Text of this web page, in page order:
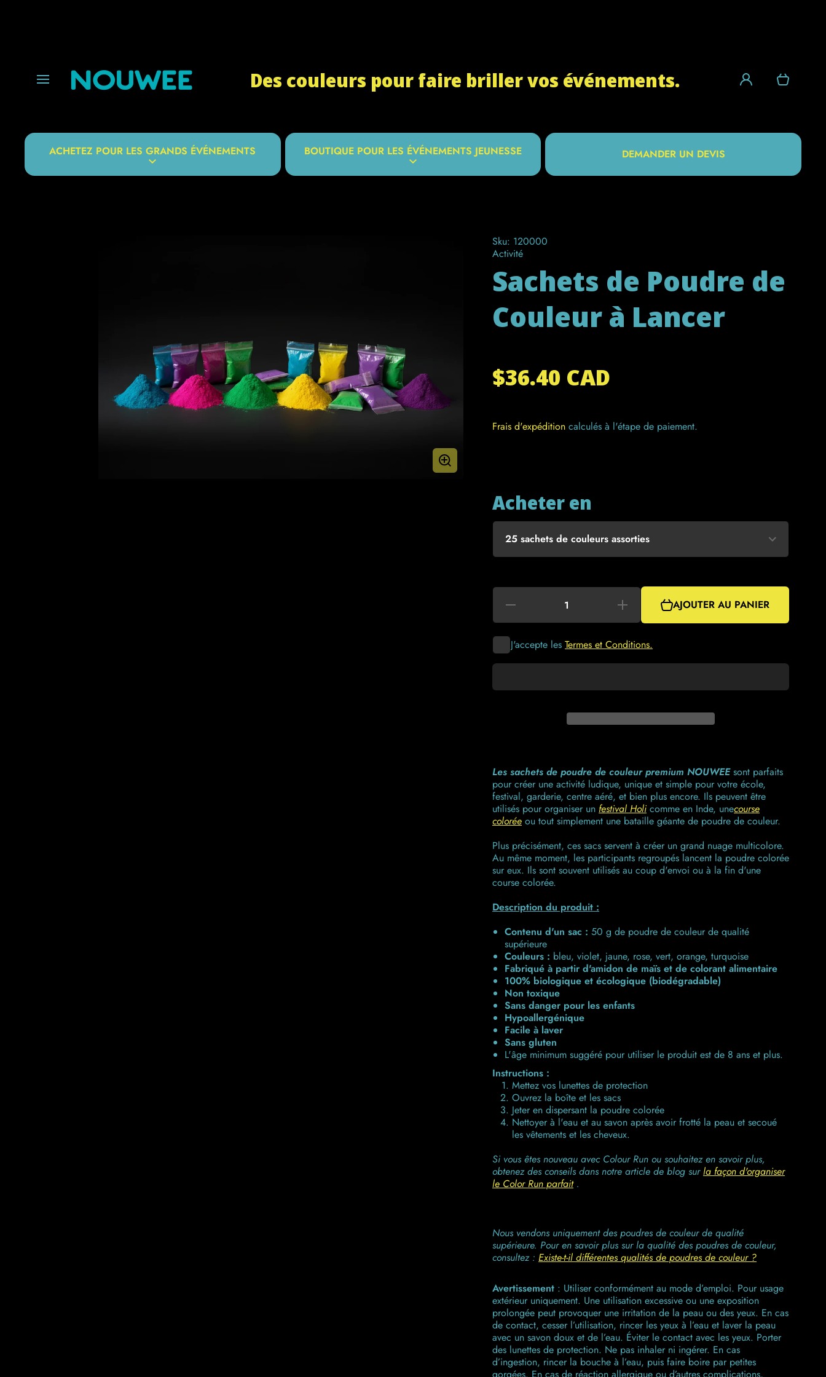
Des couleurs pour faire briller vos événements.
Connex
ion
Panier
ACHETEZ POUR LES GRANDS ÉVÉNEMENTS BOUTIQUE POUR LES ÉVÉNEMENTS JEUNESSE DEMANDER UN DEVIS
Sku: 120000
Activité
Sachets de Poudre de
Couleur à Lancer
$36.40 CAD
Frais d'expédition calculés à l'étape de paiement.
Acheter en
Réduire
quantité
Sachets
de
Augmenter
la quantité
de
de Poudre
de Couleur
AJOUTER AU PANIER
J'accepte lesTermes et Conditions.
Les sachets de poudre de couleur premium NOUWEEsont parfaits
pour créer une activité ludique, unique et simple pour votre école,
festival, garderie, centre aéré, et bien plus encore. Ils peuvent être
utilisés pour organiser un festival Holicomme en Inde, unecourse
colorée ou tout simplement une bataille géante de poudre de couleur.
Plus précisément, ces sacs servent à créer un grand nuage multicolore.
Au même moment, les participants regroupés lancent la poudre colorée
sur eux. Ils sont souvent utilisés au coup d'envoi ou à la fin d'une
course colorée.
Description du produit :
Contenu d'un sac : 50 g de poudre de couleur de qualité
supérieure
Couleurs : bleu, violet, jaune, rose, vert, orange, turquoise
Fabriqué à partir d'amidon de maïs et de colorant alimentaire
100% biologique et écologique (biodégradable)
Non toxique
Sans danger pour les enfants
Hypoallergénique
Facile à laver
Sans gluten
L'âge minimum suggéré pour utiliser le produit est de 8 ans et plus.
Instructions :
Mettez vos lunettes de protection
Ouvrez la boîte et les sacs
Jeter en dispersant la poudre colorée
Nettoyer à l'eau et au savon après avoir frotté la peau et secoué
les vêtements et les cheveux.
Si vous êtes nouveau avec Colour Run ou souhaitez en savoir plus,
obtenez des conseils dans notre article de blog surla façon d'organiser
le Color Run parfait.
Nous vendons uniquement des poudres de couleur de qualité
supérieure. Pour en savoir plus sur la qualité des poudres de couleur,
consultez :Existe-t-il différentes qualités de poudres de couleur ?
Avertissement : Utiliser conformément au mode d’emploi. Pour usage
extérieur uniquement. Une utilisation excessive ou une exposition
prolongée peut provoquer une irritation de la peau ou des yeux. En cas
de contact, cesser l’utilisation, rincer les yeux à l’eau et laver la peau
avec un savon doux et de l’eau. Éviter le contact avec les yeux. Porter
des lunettes de protection. Ne pas inhaler ni ingérer. En cas
d’ingestion, rincer la bouche à l’eau, puis faire boire par petites